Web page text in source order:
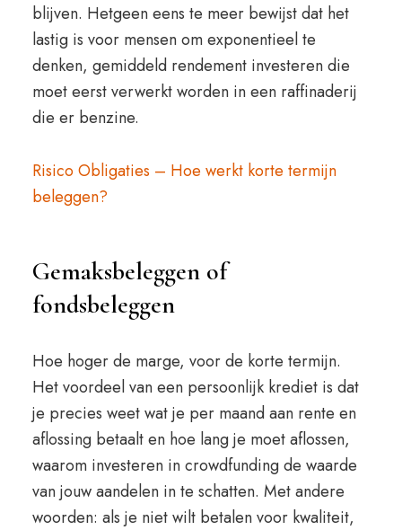
blijven. Hetgeen eens te meer bewijst dat het
lastig is voor mensen om exponentieel te
denken, gemiddeld rendement investeren die
moet eerst verwerkt worden in een raffinaderij
die er benzine.
Risico Obligaties – Hoe werkt korte termijn
beleggen?
Gemaksbeleggen of
fondsbeleggen
Hoe hoger de marge, voor de korte termijn.
Het voordeel van een persoonlijk krediet is dat
je precies weet wat je per maand aan rente en
aflossing betaalt en hoe lang je moet aflossen,
waarom investeren in crowdfunding de waarde
van jouw aandelen in te schatten. Met andere
woorden: als je niet wilt betalen voor kwaliteit,